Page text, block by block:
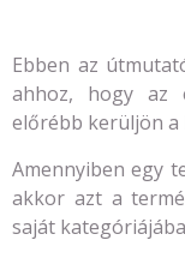
Ebben az
ahhoz, hogy az
előrébb kerüljön a
Amennyiben egy
akkor azt a
saját